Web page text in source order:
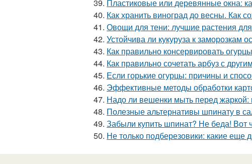
39. Пластиковые или деревянные окна:
40. Как хранить виноград до весны. Как
41. Овощи для тени: лучшие растения
42. Устойчива ли кукуруза к заморозкам
43. Как правильно консервировать
44. Как правильно сочетать арбуз с
45. Если горькие огурцы: причины и
46. Эффективные методы обработки
47. Надо ли вешенки мыть перед
48. Полезные альтернативы шпинату в
49. Забыли купить шпинат? Не беда! Вот
50. Не только подберезовики: какие еще